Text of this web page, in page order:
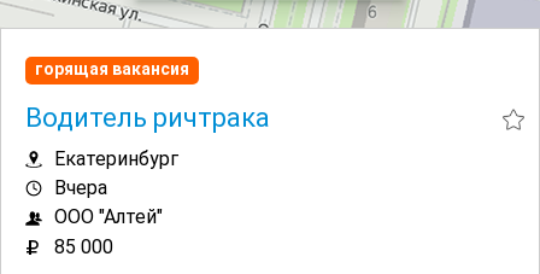
горящая вакансия
Водитель ричтрака
Екатеринбург
Вчера
ООО "Алтей"
85 000